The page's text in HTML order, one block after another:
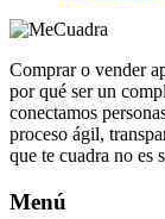
Comprar o vender
por qué ser un
conectamos
proceso ágil,
que te cuadra no es
Menú